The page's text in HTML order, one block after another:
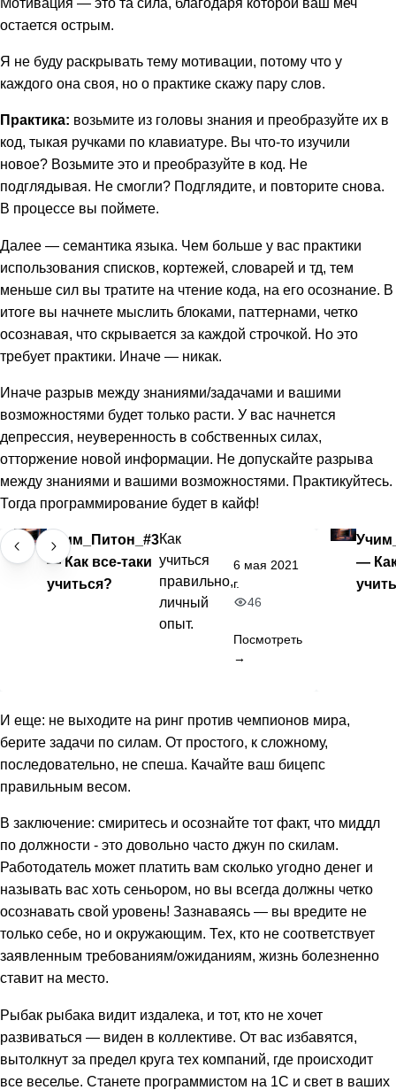
остается острым.
Я не буду раскрывать тему мотивации, потому что у
каждого она своя, но о практике скажу пару слов.
Практика: возьмите из головы знания и преобразуйте их в
код, тыкая ручками по клавиатуре. Вы что-то изучили
новое? Возьмите это и преобразуйте в код. Не
подглядывая. Не смогли? Подглядите, и повторите снова.
В процессе вы поймете.
Далее — семантика языка. Чем больше у вас практики
использования списков, кортежей, словарей и тд, тем
меньше сил вы тратите на чтение кода, на его осознание. В
итоге вы начнете мыслить блоками, паттернами, четко
осознавая, что скрывается за каждой строчкой. Но это
требует практики. Иначе — никак.
Иначе разрыв между знаниями/задачами и вашими
возможностями будет только расти. У вас начнется
депрессия, неуверенность в собственных силах,
отторжение новой информации. Не допускайте разрыва
между знаниями и вашими возможностями. Практикуйтесь.
Тогда программирование будет в кайф!
Учим_Питон_#3
— Как все-таки
учиться?
Как
учиться
правильно,
личный
опыт.
6 мая 2021
г.
46
Посмотреть
→
—
И еще: не выходите на ринг против чемпионов мира,
берите задачи по силам. От простого, к сложному,
последовательно, не спеша. Качайте ваш бицепс
правильным весом.
В заключение: смиритесь и осознайте тот факт, что миддл
по должности - это довольно часто джун по скилам.
Работодатель может платить вам сколько угодно денег и
называть вас хоть сеньором, но вы всегда должны четко
осознавать свой уровень! Зазнаваясь — вы вредите не
только себе, но и окружающим. Тех, кто не соответствует
заявленным требованиям/ожиданиям, жизнь болезненно
ставит на место.
Рыбак рыбака видит издалека, и тот, кто не хочет
развиваться — виден в коллективе. От вас избавятся,
вытолкнут за предел круга тех компаний, где происходит
все веселье. Станете программистом на 1С и свет в ваших